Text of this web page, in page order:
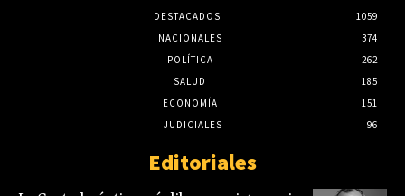
DESTACADOS
1059
NACIONALES
374
POLÍTICA
262
SALUD
185
ECONOMÍA
151
JUDICIALES
96
Editoriales